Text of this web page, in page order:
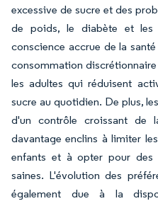
excessive de sucre et des
de poids, le diabète et les
conscience accrue de la
consommation
les adultes qui réduisent
sucre au quotidien. De plus,
d'un contrôle croissant de
davantage enclins à limiter
enfants et à opter pour des
saines. L'évolution des
également due à la